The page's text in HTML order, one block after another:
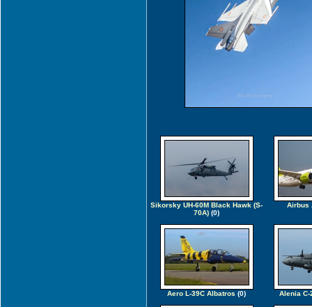
Sikorsky UH-60M Black Hawk (S-
70A) (0)
Airbus
Aero L-39C Albatros (0) Alenia C-